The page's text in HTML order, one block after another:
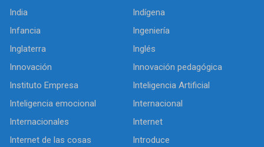
India
Indígena
Infancia
Ingeniería
Inglaterra
Inglés
Innovación
Innovación pedagógica
Instituto Empresa
Inteligencia Artificial
Inteligencia emocional
Internacional
Internacionales
Internet
Internet de las cosas
Introduce